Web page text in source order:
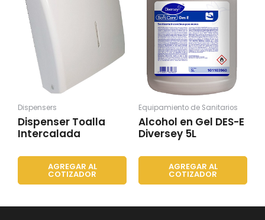
Dispensers
Dispenser Toalla
Intercalada
AGREGAR AL
COTIZADOR
Equipamiento de Sanitarios
Alcohol en Gel DES-E
Diversey 5L
AGREGAR AL
COTIZADOR